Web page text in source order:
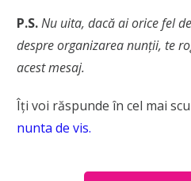
P.S.Nu uita, dacă ai orice fel
despre organizarea nunții, te
acest mesaj.
Îți voi răspunde în cel mai
nunta de vis.